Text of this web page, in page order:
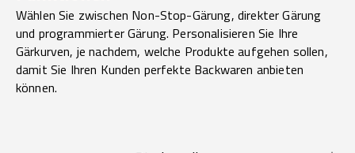
Wählen Sie zwischen Non-Stop-Gärung, direkter Gärung
und programmierter Gärung. Personalisieren Sie Ihre
Gärkurven, je nachdem, welche Produkte aufgehen sollen,
damit Sie Ihren Kunden perfekte Backwaren anbieten
können.